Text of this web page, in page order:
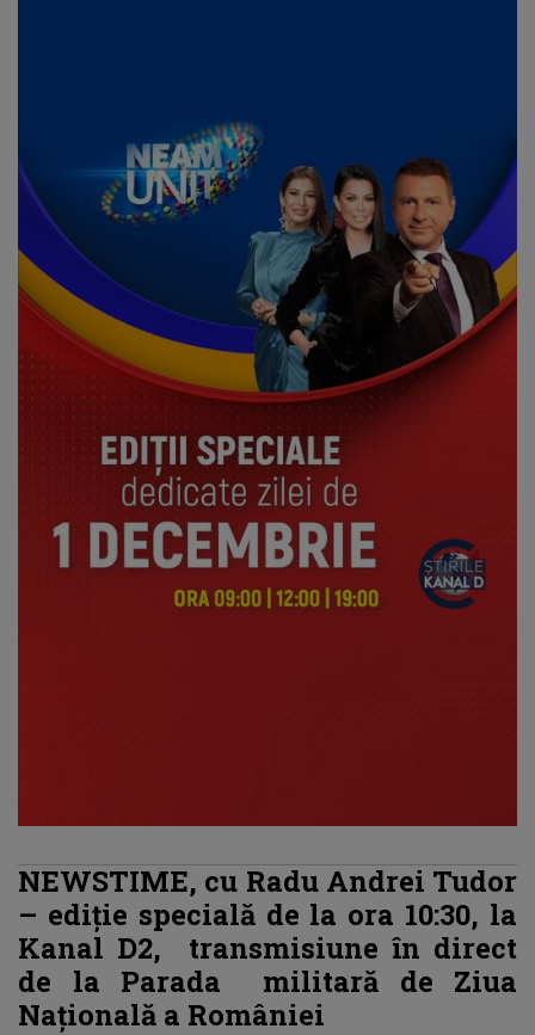
NEWSTIME, cu Radu Andrei Tudor
– ediție specială de la ora 10:30, la
Kanal D2, transmisiune în direct
de la Parada militară de Ziua
Națională a României